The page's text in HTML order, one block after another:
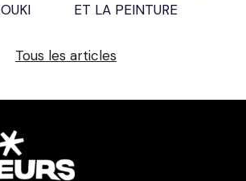
ET LA PEINTURE
Tous les articles